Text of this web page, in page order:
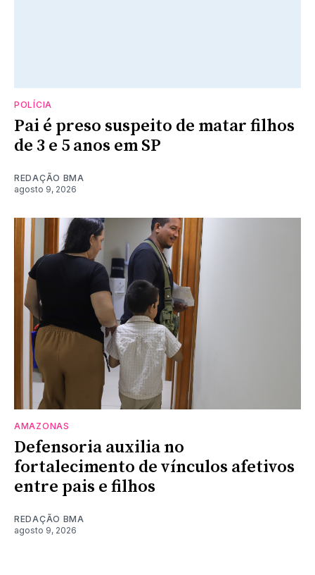
POLÍCIA
Pai é preso suspeito de matar filhos
de 3 e 5 anos em SP
REDAÇÃO BMA
agosto 9, 2026
AMAZONAS
Defensoria auxilia no
fortalecimento de vínculos afetivos
entre pais e filhos
REDAÇÃO BMA
agosto 9, 2026